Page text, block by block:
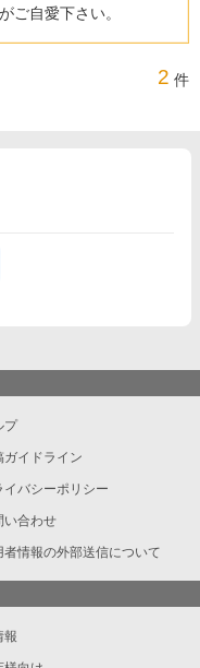
ご自愛下さい。
2 件
プ
ガイドライン
イバシーポリシー
い合わせ
者情報の外部送信について
報